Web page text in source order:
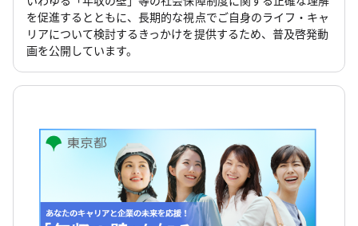
を促進するとともに、長期的な視点でご自身のライフ・キャ
リアについて検討するきっかけを提供するため、普及啓発動
画を公開しています。